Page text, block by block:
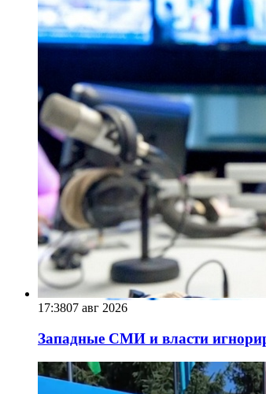
17:3807 авг 2026
Западные СМИ и власти